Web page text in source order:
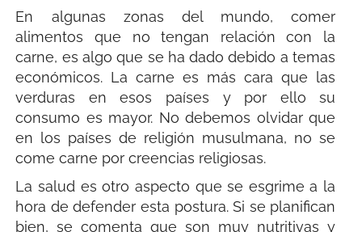
En algunas zonas del mundo, comer
alimentos que no tengan relación con la
carne, es algo que se ha dado debido a temas
económicos. La carne es más cara que las
verduras en esos países y por ello su
consumo es mayor. No debemos olvidar que
en los países de religión musulmana, no se
come carne por creencias religiosas.
La salud es otro aspecto que se esgrime a la
hora de defender esta postura. Si se planifican
bien, se comenta que son muy nutritivas y